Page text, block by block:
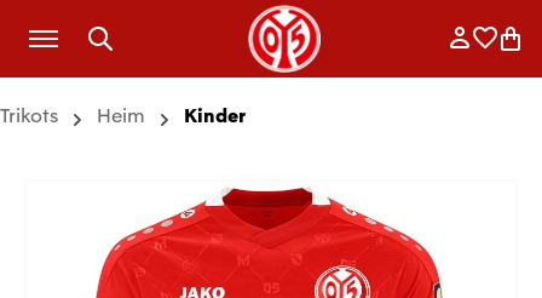
Zum Hauptinhalt springen
Trikots Heim Kinder